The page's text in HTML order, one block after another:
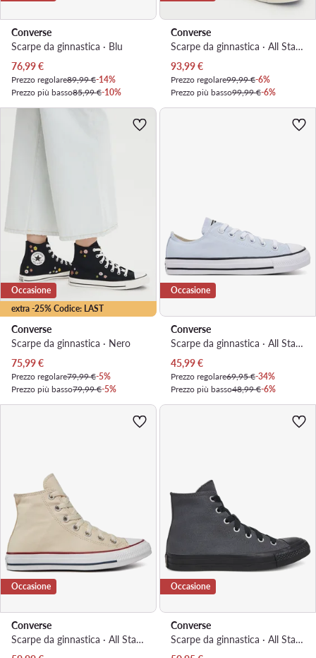
Converse
Scarpe da ginnastica · Blu
Prezzo attuale
76,99€
Prezzo regolare89,99 €-14%
Prezzo più basso85,99 €-10%
Converse
Scarpe da ginnastica · All Star · Multicolore
Prezzo attuale
93,99€
Prezzo regolare99,99 €-6%
Prezzo più basso99,99 €-6%
extra -25% Codice: LAST
Occasione
Converse
Scarpe da ginnastica · Nero
Prezzo attuale
75,99€
Prezzo regolare79,99 €-5%
Prezzo più basso79,99 €-5%
Occasione
Converse
Scarpe da ginnastica · All Star · Azzurro chiaro
Prezzo attuale
45,99€
Prezzo regolare69,95 €-34%
Prezzo più basso48,99 €-6%
Occasione
Converse
Scarpe da ginnastica · All Star · Beige
Occasione
Converse
Scarpe da ginnastica · All Star · Nero